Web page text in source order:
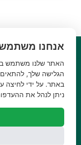
ניווט
ראשי
אנחנו
הגלישה שלך,
באתר. על ידי לחיצה
ניתן לנהל את